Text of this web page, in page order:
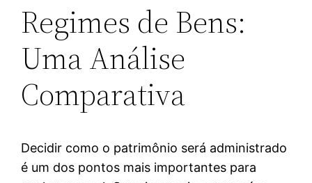
Regimes de Bens:
Uma Análise
Comparativa
Decidir como o patrimônio será administrado
é um dos pontos mais importantes para